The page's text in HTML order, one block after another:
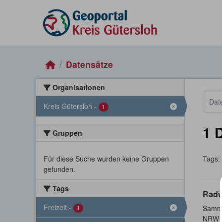
Datensätze
Organisationen
Kreis Gütersloh - 1
Gruppen
Für diese Suche wurden keine Gruppen
gefunden.
Tags
Freizeit - 1
1
Tags:
NRW